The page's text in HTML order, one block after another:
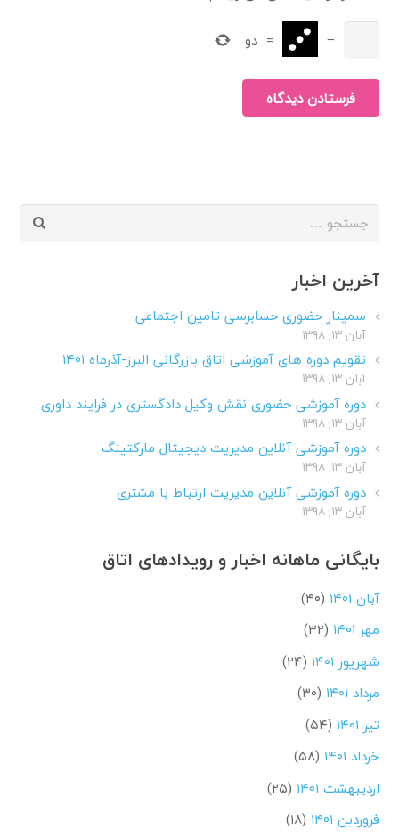
−
= دو
فرستادن دیدگاه
جستجو
آخرین اخبار
سمینار حضوری حسابرسی تامین اجتماعی
آبان ۱۳, ۱۳۹۸
تقویم دوره های آموزشی اتاق بازرگانی البرز-آذرماه ۱۴۰۱
آبان ۱۳, ۱۳۹۸
دوره آموزشی حضوری نقش وکیل دادگستری در فرایند داوری
آبان ۱۳, ۱۳۹۸
دوره آموزشی آنلاین مدیریت دیجیتال مارکتینگ
آبان ۱۳, ۱۳۹۸
دوره آموزشی آنلاین مدیریت ارتباط با مشتری
آبان ۱۳, ۱۳۹۸
بایگانی ماهانه اخبار و رویدادهای اتاق
آبان ۱۴۰۱
(۴۰)
مهر ۱۴۰۱
(۳۲)
شهریور ۱۴۰۱
(۲۴)
مرداد ۱۴۰۱
(۳۰)
تیر ۱۴۰۱
(۵۴)
خرداد ۱۴۰۱
(۵۸)
اردیبهشت ۱۴۰۱
(۲۵)
فروردین ۱۴۰۱
(۱۸)